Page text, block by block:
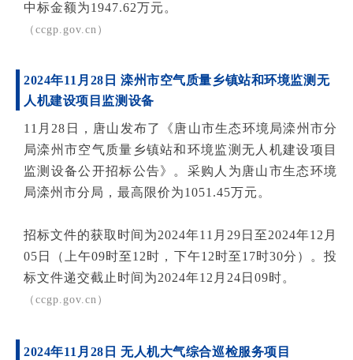
中标金额为1947.62万元。
（ ccgp.gov.cn）
2024年11月28日 滦州市空气质量乡镇站和环境监测无
人机建设项目监测设备
11月28日，唐山发布了《唐山市生态环境局滦州市分
局滦州市空气质量乡镇站和环境监测无人机建设项目
监测设备公开招标公告》。采购人为唐山市生态环境
局滦州市分局，最高限价为1051.45万元。
招标文件的获取时间为2024年11月29日至2024年12月
05日（上午09时至12时，下午12时至17时30分）。投
标文件递交截止时间为2024年12月24日09时。
（ccgp.gov.cn）
2024年11月28日 无人机大气综合巡检服务项目